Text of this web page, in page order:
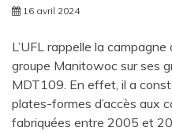
16 avril 2024
L’UFL rappelle la
groupe Manitowoc sur ses
MDT109. En effet, il a
plates-formes d’accès aux
fabriquées entre 2005 et